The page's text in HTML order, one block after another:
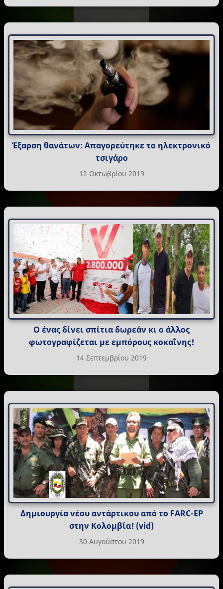
Έξαρση θανάτων: Απαγορεύτηκε το ηλεκτρονικό
τσιγάρο
12 Οκτωβρίου 2019
Ο ένας δίνει σπίτια δωρεάν κι ο άλλος
φωτογραφίζεται με εμπόρους κοκαΐνης!
14 Σεπτεμβρίου 2019
Δημιουργία νέου αντάρτικου από το FARC-EP
στην Κολομβία! (vid)
30 Αυγούστου 2019